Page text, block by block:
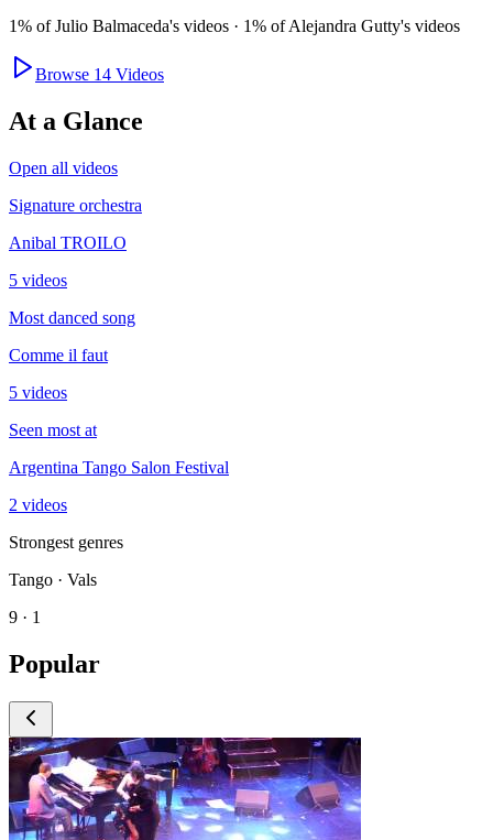
1% ofJulio Balmaceda's videos · 1% ofAlejandra Gutty's videos
Browse 14 Videos
At a Glance
Open all videos
Signature orchestra
Anibal TROILO
5 videos
Most danced song
Comme il faut
5 videos
Seen most at
Argentina Tango Salon Festival
2 videos
Strongest genres
Tango · Vals
9 · 1
Popular